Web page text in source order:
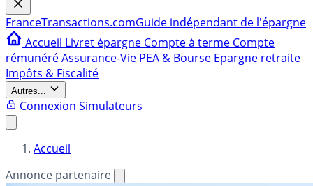
FranceTransactions.comGuide indépendant de l'épargne
Accueil Livret épargne Compte à terme Compte
rémunéréAssurance-Vie PEA & Bourse Epargne retraite
Impôts & Fiscalité
Autres...
Connexion Simulateurs
Accueil
Annonce partenaire